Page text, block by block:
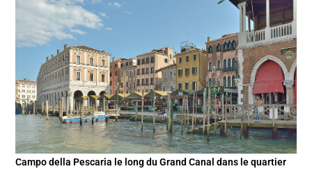
Campo della Pescaria le long du Grand Canal dans le quartier